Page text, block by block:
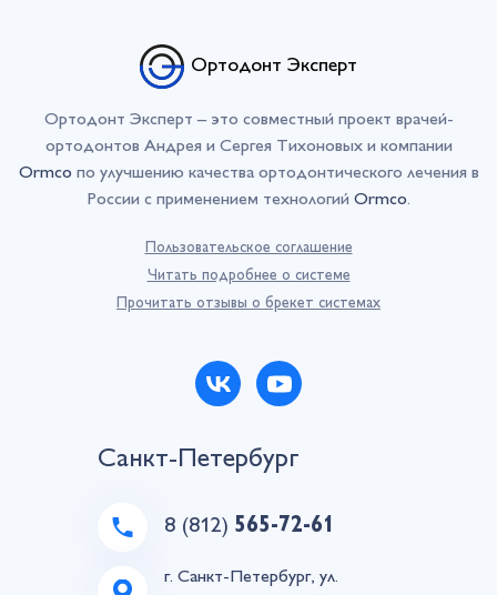
Ортодонт Эксперт
Ортодонт Эксперт – это совместный проект врачей-
ортодонтов Андрея и Сергея Тихоновых и компании
Ormco по улучшению качества ортодонтического лечения в
России с применением технологий Ormco.
Пользовательское соглашение
Читать подробнее о системе
Прочитать отзывы о брекет системах
Санкт-Петербург
8 (812) 565-72-61
г. Санкт-Петербург, ул.